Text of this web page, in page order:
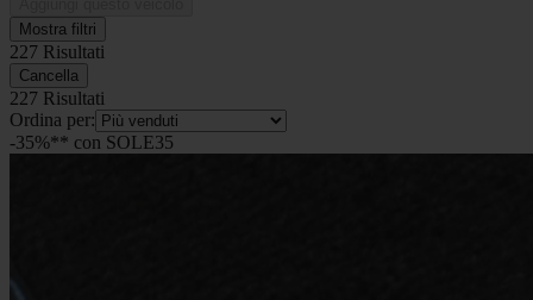
Mostra filtri
227 Risultati
Cancella
227 Risultati
Ordina per:
-35%** con SOLE35